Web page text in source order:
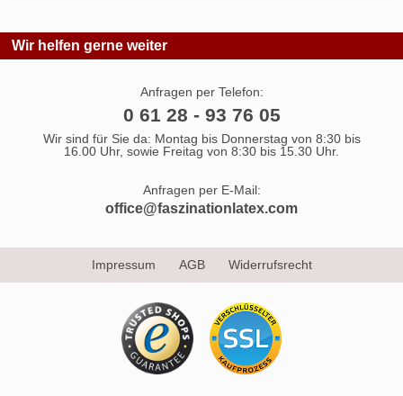
Wir helfen gerne weiter
Anfragen per Telefon:
0 61 28 - 93 76 05
Wir sind für Sie da: Montag bis Donnerstag von 8:30 bis
16.00 Uhr, sowie Freitag von 8:30 bis 15.30 Uhr.
Anfragen per E-Mail:
office@faszinationlatex.com
Impressum AGB Widerrufsrecht